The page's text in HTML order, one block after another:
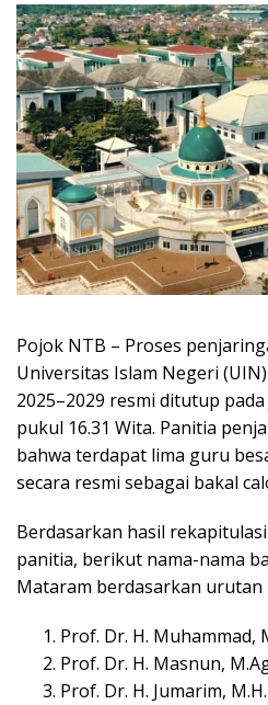
Pojok NTB – Proses
Universitas Islam Negeri
2025–2029 resmi ditutup
pukul 16.31 Wita. Panitia
bahwa terdapat lima guru
secara resmi sebagai bakal
Berdasarkan hasil
panitia, berikut nama-nama
Mataram berdasarkan urutan
Prof. Dr. H. Muhammad,
Prof. Dr. H. Masnun,
Prof. Dr. H. Jumarim,